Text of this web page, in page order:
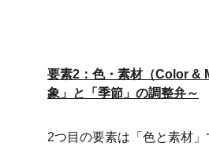
要素2：色・素材（Color &
象」と「季節」の調整弁～
2つ目の要素は「色と素材